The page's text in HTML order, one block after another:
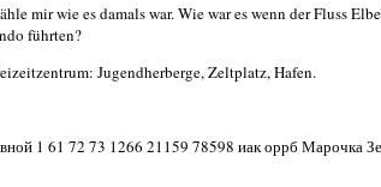
mir wie es damals war. Wie war es wenn der Fluss
führten?
Jugendherberge, Zeltplatz, Hafen.
1 61 72 73 1266 21159 78598 иак оррб Марочка